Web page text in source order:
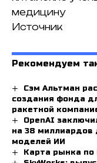
медицину
Источник
Рекомендуем
Сэм Альтман
создания фонда
ракетной
OpenAI
на 38
моделей ИИ
Карта рынка по